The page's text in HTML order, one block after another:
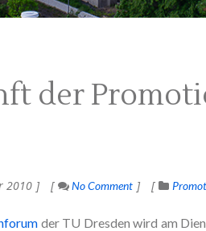
der
2010 No Comment
der TU Dresden wird am